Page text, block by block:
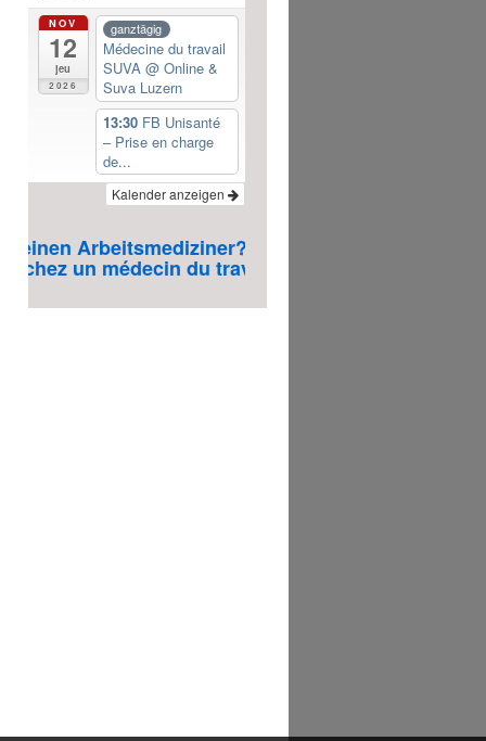
NOV
12
jeu
2026
ganztägig
Médecine du travail
SUVA @ Online &
Suva Luzern
13:30 FB Unisanté
– Prise en charge
de...
Kalender anzeigen
einen Arbeitsmediziner? klicken Sie hier
un médecin du travail? Cliquez ici